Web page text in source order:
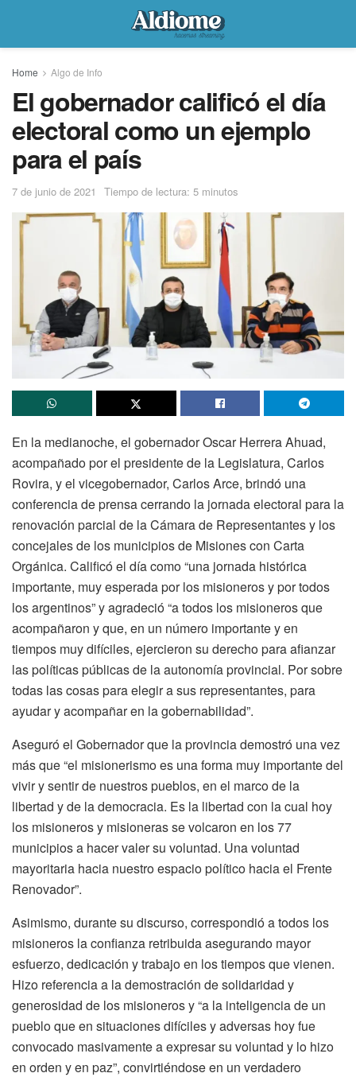
Home Algo de Info
El gobernador calificó el día
electoral como un ejemplo
para el país
7 de junio de 2021 Tiempo de lectura: 5 minutos
En la medianoche, el gobernador Oscar Herrera Ahuad,
acompañado por el presidente de la Legislatura, Carlos
Rovira, y el vicegobernador, Carlos Arce, brindó una
conferencia de prensa cerrando la jornada electoral para la
renovación parcial de la Cámara de Representantes y los
concejales de los municipios de Misiones con Carta
Orgánica. Calificó el día como “una jornada histórica
importante, muy esperada por los misioneros y por todos
los argentinos” y agradeció “a todos los misioneros que
acompañaron y que, en un número importante y en
tiempos muy difíciles, ejercieron su derecho para afianzar
las políticas públicas de la autonomía provincial. Por sobre
todas las cosas para elegir a sus representantes, para
ayudar y acompañar en la gobernabilidad”.
Aseguró el Gobernador que la provincia demostró una vez
más que “el misionerismo es una forma muy importante del
vivir y sentir de nuestros pueblos, en el marco de la
libertad y de la democracia. Es la libertad con la cual hoy
los misioneros y misioneras se volcaron en los 77
municipios a hacer valer su voluntad. Una voluntad
mayoritaria hacia nuestro espacio político hacia el Frente
Renovador”.
Asimismo, durante su discurso, correspondió a todos los
misioneros la confianza retribuida asegurando mayor
esfuerzo, dedicación y trabajo en los tiempos que vienen.
Hizo referencia a la demostración de solidaridad y
generosidad de los misioneros y “a la inteligencia de un
pueblo que en situaciones difíciles y adversas hoy fue
convocado masivamente a expresar su voluntad y lo hizo
en orden y en paz”, convirtiéndose en un verdadero